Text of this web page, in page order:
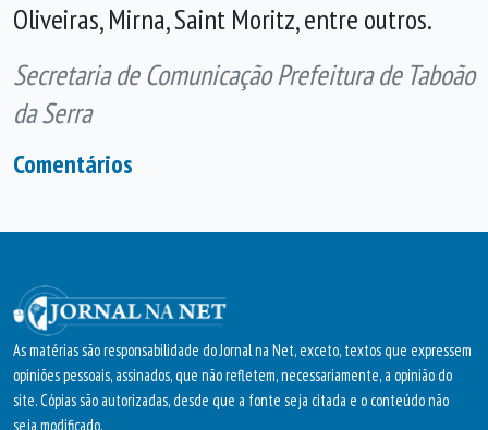
Oliveiras, Mirna, Saint Moritz, entre outros.
Secretaria de Comunicação Prefeitura de Taboão
da Serra
Comentários
As matérias são responsabilidade do Jornal na Net, exceto, textos que expressem
opiniões pessoais, assinados, que não refletem, necessariamente, a opinião do
site. Cópias são autorizadas, desde que a fonte seja citada e o conteúdo não
seja modificado.